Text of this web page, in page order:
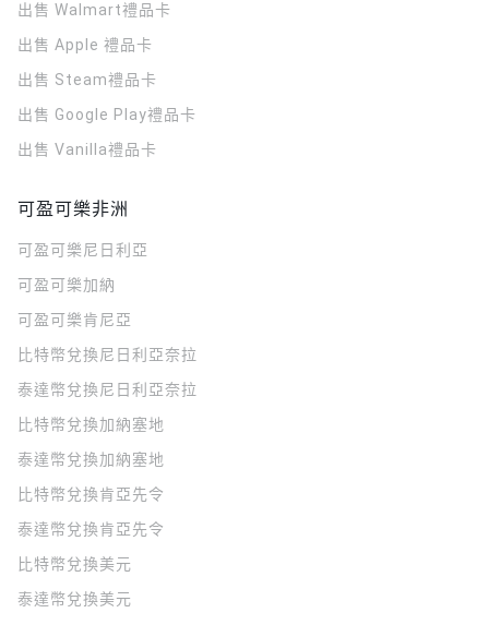
出售 Walmart禮品卡
出售 Apple 禮品卡
出售 Steam禮品卡
出售 Google Play禮品卡
出售 Vanilla禮品卡
可盈可樂非洲
可盈可樂 尼日利亞
可盈可樂加納
可盈可樂肯尼亞
比特幣兌換尼日利亞奈拉
泰達幣兌換尼日利亞奈拉
比特幣兌換加納塞地
泰達幣兌換加納塞地
比特幣兌換肯亞先令
泰達幣兌換肯亞先令
比特幣兌換美元
泰達幣兌換美元